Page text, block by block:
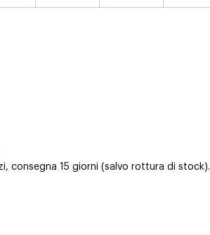
consegna 15 giorni (salvo rottura di stock).